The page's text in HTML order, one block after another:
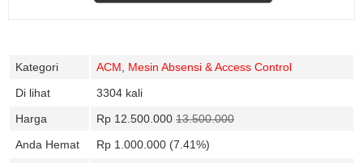
Kategori ACM, Mesin Absensi & Access Control
Di lihat
3304 kali
Harga
Rp 12.500.000 13.500.000
Anda Hemat
Rp 1.000.000 (7.41%)